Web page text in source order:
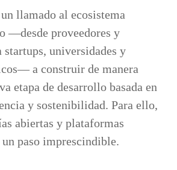
llamado al ecosistema
—desde proveedores y
startups, universidades y
a construir de manera
etapa de desarrollo basada en
y sostenibilidad. Para ello,
abiertas y plataformas
paso imprescindible.